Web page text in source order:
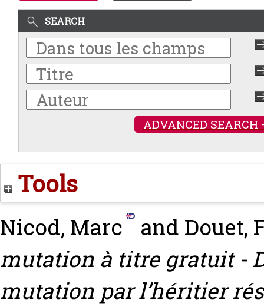
SEARCH
ADVANCED SEARCH
Tools
Nicod, Marc and Douet,
mutation à titre gratuit -
mutation par l’héritier